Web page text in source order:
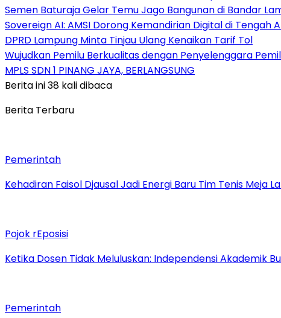
Semen Baturaja Gelar Temu Jago Bangunan di Bandar
Sovereign AI: AMSI Dorong Kemandirian Digital di Tengah
DPRD Lampung Minta Tinjau Ulang Kenaikan Tarif Tol
Wujudkan Pemilu Berkualitas dengan Penyelenggara
MPLS SDN 1 PINANG JAYA, BERLANGSUNG
Berita ini 38 kali dibaca
Berita Terbaru
Pemerintah
Kehadiran Faisol Djausal Jadi Energi Baru Tim Tenis Meja
Pojok rEposisi
Ketika Dosen Tidak Meluluskan: Independensi Akademik
Pemerintah